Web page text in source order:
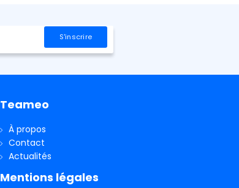
Teameo
À propos
Contact
Actualités
Mentions légales